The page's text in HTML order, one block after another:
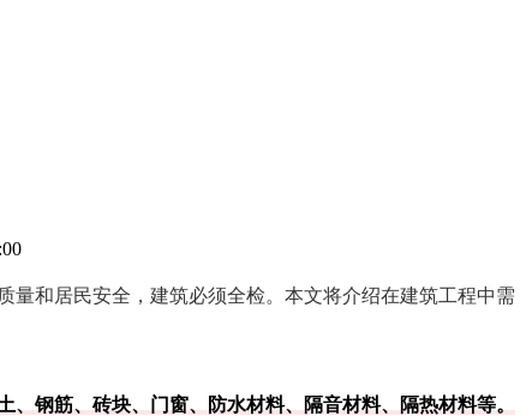
量和居民安全，建筑必须全检。本文将介绍在建筑工程中需
钢筋、砖块、门窗、防水材料、隔音材料、隔热材料等。